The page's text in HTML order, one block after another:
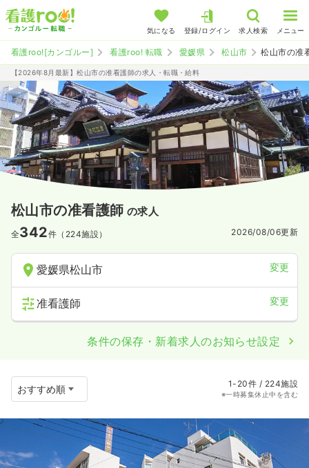
気になる 登録/ログイン 求人検索 メニュー
看護roo![カンゴルー] 看護roo! 転職 愛媛県 松山市 松山市の准
【2026年8月最新】松山市の准看護師の求人・転職・給料
松山市の准看護師 の求人
全342件（224施設） 2026/08/06更新
愛媛県松山市 変更
准看護師 変更
条件の保存・新着求人のお知らせ設定
1-20件 / 224施設
※一時募集休止中を含む